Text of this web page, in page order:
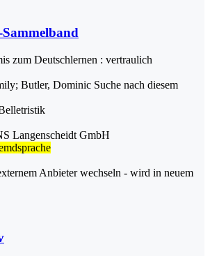
zum Deutschlernen : vertraulich
; Butler, Dominic Suche nach diesem
Langenscheidt GmbH
Anbieter wechseln - wird in neuem